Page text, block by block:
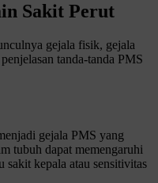
Sakit Perut
gejala fisik, gejala
tanda-tanda PMS
gejala PMS yang
tubuh dapat memengaruhi
sakit kepala atau sensitivitas